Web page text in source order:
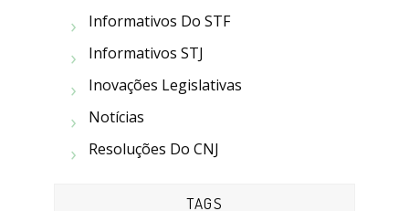
Informativos Do STF
Informativos STJ
Inovações Legislativas
Notícias
Resoluções Do CNJ
TAGS